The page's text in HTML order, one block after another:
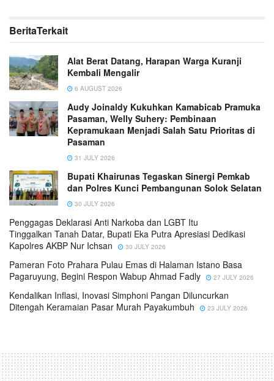
BeritaTerkait
Alat Berat Datang, Harapan Warga Kuranji
Kembali Mengalir
6 AUGUST 2026
Audy Joinaldy Kukuhkan Kamabicab Pramuka
Pasaman, Welly Suhery: Pembinaan
Kepramukaan Menjadi Salah Satu Prioritas di
Pasaman
31 JULY 2026
Bupati Khairunas Tegaskan Sinergi Pemkab
dan Polres Kunci Pembangunan Solok Selatan
30 JULY 2026
Penggagas Deklarasi Anti Narkoba dan LGBT Itu
Tinggalkan Tanah Datar, Bupati Eka Putra Apresiasi Dedikasi
Kapolres AKBP Nur Ichsan
30 JULY 2026
Pameran Foto Prahara Pulau Emas di Halaman Istano Basa
Pagaruyung, Begini Respon Wabup Ahmad Fadly
27 JULY 2026
Kendalikan Inflasi, Inovasi Simphoni Pangan Diluncurkan
Ditengah Keramaian Pasar Murah Payakumbuh
23 JULY 2026